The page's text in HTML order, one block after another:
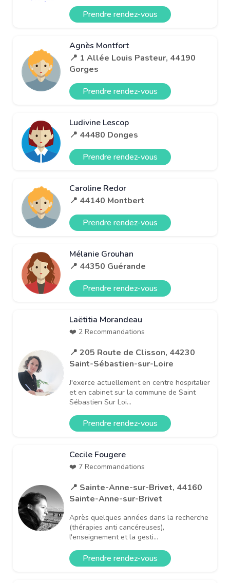
Prendre rendez-vous
Agnès Montfort
📍 1 Allée Louis Pasteur, 44190
Gorges
Prendre rendez-vous
Ludivine Lescop
📍 44480 Donges
Prendre rendez-vous
Caroline Redor
📍 44140 Montbert
Prendre rendez-vous
Mélanie Grouhan
📍 44350 Guérande
Prendre rendez-vous
Laëtitia Morandeau
❤️ 2 Recommandations
📍 205 Route de Clisson, 44230
Saint-Sébastien-sur-Loire
J'exerce actuellement en centre hospitalier
et en cabinet sur la commune de Saint
Sébastien Sur Loi...
Prendre rendez-vous
Cecile Fougere
❤️ 7 Recommandations
📍 Sainte-Anne-sur-Brivet, 44160
Sainte-Anne-sur-Brivet
Après quelques années dans la recherche
(thérapies anti cancéreuses),
l'enseignement et la gesti...
Prendre rendez-vous